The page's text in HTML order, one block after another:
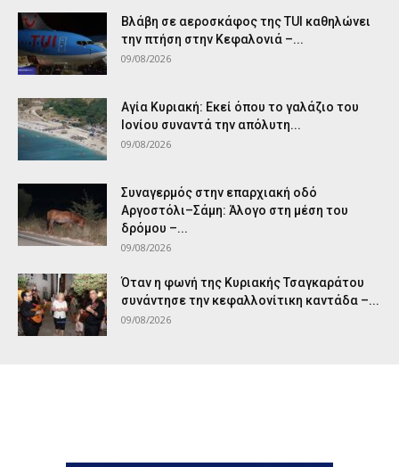
Βλάβη σε αεροσκάφος της TUI καθηλώνει
την πτήση στην Κεφαλονιά –...
09/08/2026
Αγία Κυριακή: Εκεί όπου το γαλάζιο του
Ιονίου συναντά την απόλυτη...
09/08/2026
Συναγερμός στην επαρχιακή οδό
Αργοστόλι–Σάμη: Άλογο στη μέση του
δρόμου –...
09/08/2026
Όταν η φωνή της Κυριακής Τσαγκαράτου
συνάντησε την κεφαλλονίτικη καντάδα –...
09/08/2026